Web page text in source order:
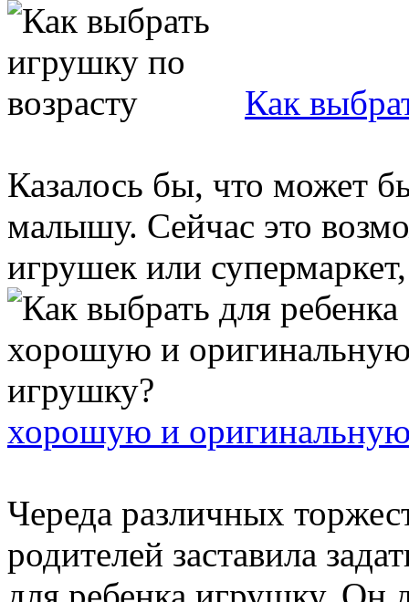
Как
Казалось бы, что может
малышу. Сейчас это
игрушек или
хорошую и
Череда различных
родителей заставила